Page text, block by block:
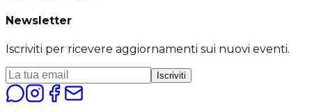
Newsletter
Iscriviti per ricevere aggiornamenti sui nuovi eventi.
Iscriviti